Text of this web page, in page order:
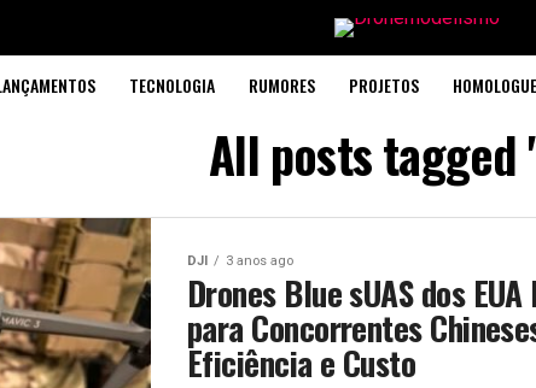
TECNOLOGIA RUMORES PROJETOS
All posts tagged
DJI 3 anos ago
Drones Blue sUAS dos
para Concorrentes
Eficiência e Custo